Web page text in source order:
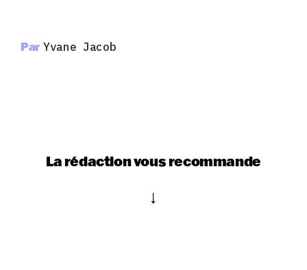
Par Yvane Jacob
La rédaction vous recommande